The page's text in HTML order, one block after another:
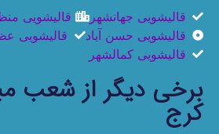
قالیشویی جهانشهر
قالیشویی
قالیشویی حسن آباد
قالیشویی
قالیشویی کمالشهر
برخی دیگر از شعب
کرج